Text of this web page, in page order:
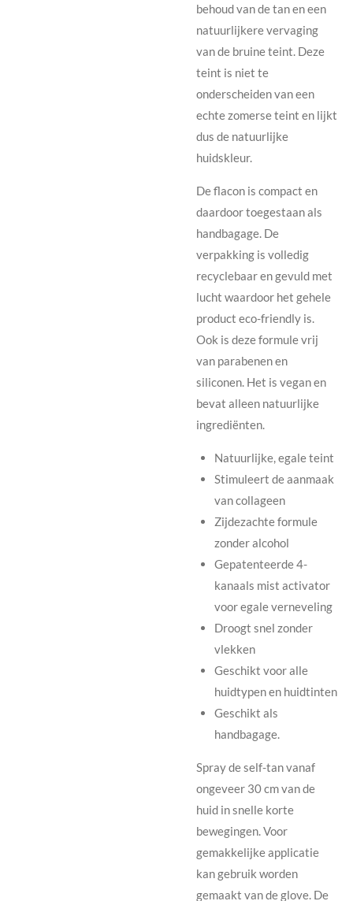
behoud van de tan en een
natuurlijkere vervaging
van de bruine teint. Deze
teint is niet te
onderscheiden van een
echte zomerse teint en lijkt
dus de natuurlijke
huidskleur.
De flacon is compact en
daardoor toegestaan als
handbagage. De
verpakking is volledig
recyclebaar en gevuld met
lucht waardoor het gehele
product eco-friendly is.
Ook is deze formule vrij
van parabenen en
siliconen. Het is vegan en
bevat alleen natuurlijke
ingrediënten.
Natuurlijke, egale teint
Stimuleert de aanmaak
van collageen
Zijdezachte formule
zonder alcohol
Gepatenteerde 4-
kanaals mist activator
voor egale verneveling
Droogt snel zonder
vlekken
Geschikt voor alle
huidtypen en huidtinten
Geschikt als
handbagage.
Spray de self-tan vanaf
ongeveer 30 cm van de
huid in snelle korte
bewegingen. Voor
gemakkelijke applicatie
kan gebruik worden
gemaakt van deglove. De